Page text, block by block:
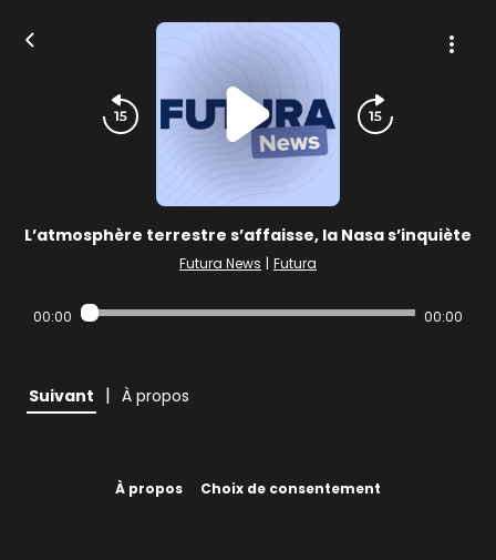
L’atmosphère terrestre s’affaisse, la Nasa s’inquiète
Futura News | Futura
00:00 00:00
Suivant | À propos
À propos Choix de consentement